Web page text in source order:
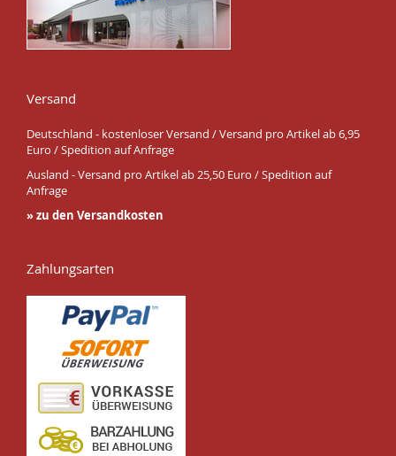
Versand
Deutschland - kostenloser Versand / Versand pro Artikel ab 6,95
Euro / Spedition auf Anfrage
Ausland - Versand pro Artikel ab 25,50 Euro / Spedition auf
Anfrage
» zu den Versandkosten
Zahlungsarten